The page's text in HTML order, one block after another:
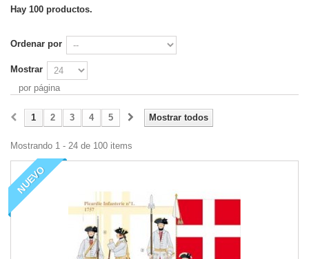
Hay 100 productos.
Ordenar por
Mostrar
por página
Mostrar todos
1 2 3 4 5
Mostrando 1 - 24 de 100 items
NUEVO